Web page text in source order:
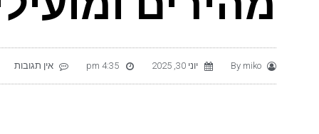
By miko יוני 30, 2025 4:35 pm אין תגובות